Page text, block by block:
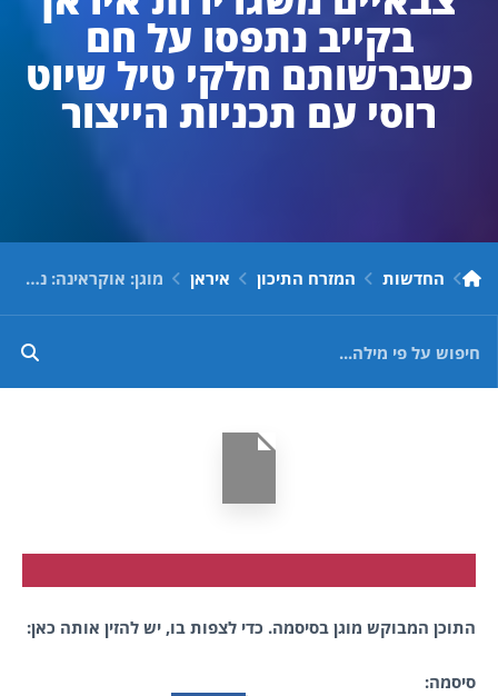
בקייב נתפסו על חם
כשברשותם חלקי טיל שיוט
רוסי עם תכניות הייצור
החדשות המזרח התיכון איראן מוגן: אוקראינה: נספחים צבאיים משגרירות איראן בקייב נתפסו על חם כשברשותם חלקי טיל שיוט רוסי עם תכניות הייצור
התוכן המבוקש מוגן בסיסמה. כדי לצפות בו, יש להזין אותה כאן:
סיסמה: